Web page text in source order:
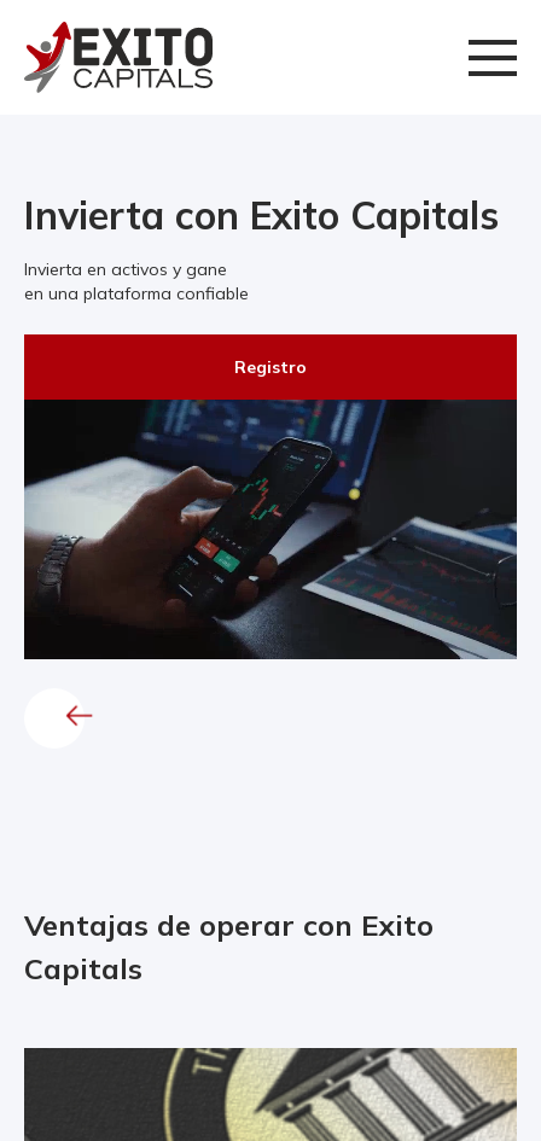
Invierta con Exito Capitals
Invierta en activos y gane
en una plataforma confiable
Registro
Ventajas de operar con Exito
Capitals